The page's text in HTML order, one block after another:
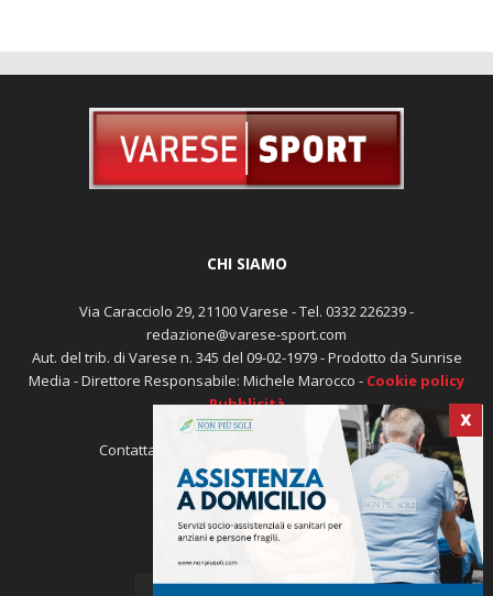
X
CHI SIAMO
Via Caracciolo 29, 21100 Varese - Tel. 0332 226239 -
redazione@varese-sport.com
Aut. del trib. di Varese n. 345 del 09-02-1979 - Prodotto da Sunrise
Media - Direttore Responsabile: Michele Marocco - Cookie policy
Pubblicità
Contattaci: redazione@varese-sport.com
SEGUICI